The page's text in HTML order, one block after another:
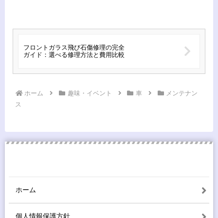
フロントガラス飛び石傷修理の完全
ガイド：選べる修理方法と費用比較
ホーム 趣味・イベント 車
メンテナン
ス
ホーム
個人情報保護方針